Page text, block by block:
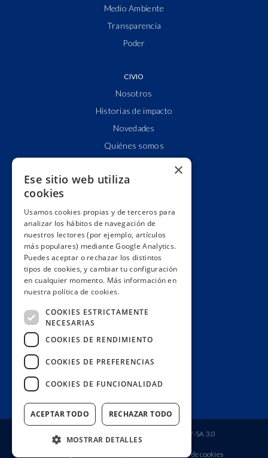
Medio Ambiente
Transparencia
Poder
CIVIO
Nosotros
Historias de impacto
Novedades
Quiénes somos
Alianzas y redes
Impacto
Premios
Formación
Código ético
Re-publica
Muro de donantes
Únete aquí
Fundación Ciudadana Civio CC BY-SA 3.0
Política de cookies
×
Ese sitio web utiliza
cookies
Usamos cookies propias y de terceros para
analizar los hábitos de navegación de
nuestros lectores (por ejemplo, artículos
más populares) mediante Google Analytics.
Puedes aceptar o rechazar los distintos
tipos de cookies, y cambiar tu configuración
en cualquier momento. Más información en
nuestra política de cookies.
COOKIES ESTRICTAMENTE
NECESARIAS
COOKIES DE RENDIMIENTO
COOKIES DE PREFERENCIAS
COOKIES DE FUNCIONALIDAD
ACEPTAR TODO RECHAZAR TODO
MOSTRAR DETALLES